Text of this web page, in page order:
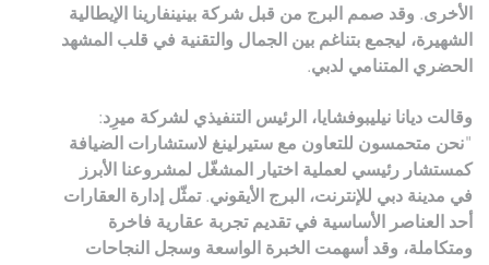
الأخرى. وقد صمم البرج من قبل شركة بينينفارينا الإيطالية
الشهيرة، ليجمع بتناغم بين الجمال والتقنية في قلب المشهد
الحضري المتنامي لدبي.
وقالت ديانا نيليبوفشايا، الرئيس التنفيذي لشركة ميرِد:
"نحن متحمسون للتعاون مع ستيرلينغ لاستشارات الضيافة
كمستشار رئيسي لعملية اختيار المشغّل لمشروعنا الأبرز
في مدينة دبي للإنترنت، البرج الأيقوني. تمثّل إدارة العقارات
أحد العناصر الأساسية في تقديم تجربة عقارية فاخرة
ومتكاملة، وقد أسهمت الخبرة الواسعة وسجل النجاحات